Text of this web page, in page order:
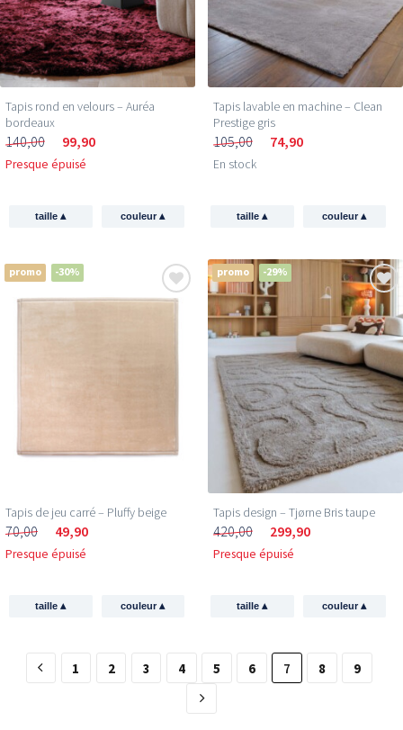
Tapis rond en velours – Auréa
bordeaux
140,00 99,90
Presque épuisé
taille▴ couleur▴
Tapis lavable en machine – Clean
Prestige gris
105,00 74,90
En stock
taille▴ couleur▴
promo -30%
Tapis de jeu carré – Pluffy beige
70,00 49,90
Presque épuisé
taille▴ couleur▴
promo -29%
Tapis design – Tjørne Bris taupe
420,00 299,90
Presque épuisé
taille▴ couleur▴
1 2 3 4 5 6 7 8 9